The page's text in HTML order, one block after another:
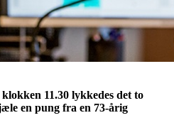
11.30 lykkedes det to
en pung fra en 73-årig